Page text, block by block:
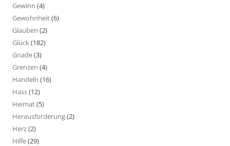
Gewinn (4)
Gewohnheit(6)
Glauben (2)
Glück(182)
Gnade(3)
Grenzen (4)
Handeln (16)
Hass(12)
Heimat(5)
Herausforderung(2)
Herz(2)
Hilfe(29)